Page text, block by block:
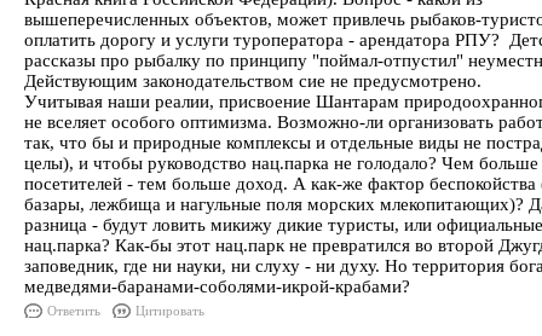
вышеперечисленных объектов, может привлечь рыбаков-
оплатить дорогу и услуги туроператора - арендатора РПУ?
рассказы про рыбалку по принципу "поймал-отпустил"
Действующим законодательством сие не предусмотрено.
Учитывая наши реалии, присвоение Шантарам
не вселяет особого оптимизма. Возможно-ли организовать
так, что бы и природные комплексы и отдельные виды не
целы), и чтобы руководство нац.парка не голодало? Чем больше
посетителей - тем больше доход. А как-же фактор беспокойства
базары, лежбища и нагульные поля морских млекопитающих)?
разница - будут ловить микижу дикие туристы, или
нац.парка? Как-бы этот нац.парк не превратился во второй
заповедник, где ни науки, ни слуху - ни духу. Но территория
медведями-баранами-соболями-икрой-крабами?
Ответить Цитировать